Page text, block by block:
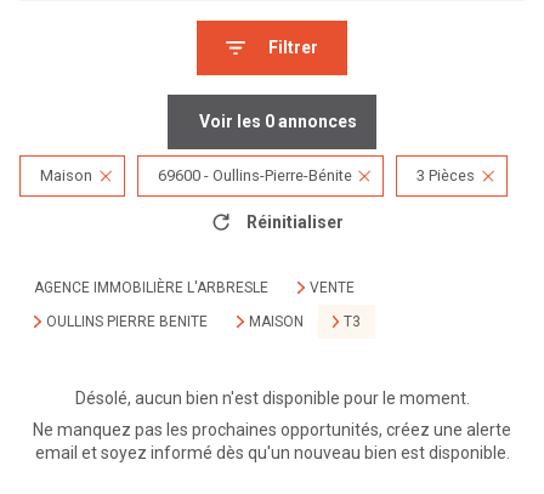
Filtrer
Voir les 0annonces
Maison 69600 - Oullins-Pierre-Bénite 3 Pièces
Réinitialiser
AGENCE IMMOBILIÈRE L'ARBRESLE
VENTE
OULLINS PIERRE BENITE
MAISON T3
Désolé, aucun bien n'est disponible pour le moment.
Ne manquez pas les prochaines opportunités, créez une alerte
email et soyez informé dès qu'un nouveau bien est disponible.